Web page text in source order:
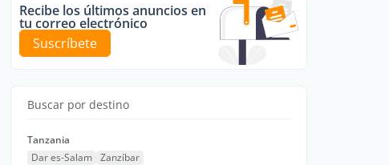
Recibe los últimos anuncios en
tu correo electrónico
Suscríbete
Buscar por destino
Tanzania
Dar es-Salam
Zanzíbar